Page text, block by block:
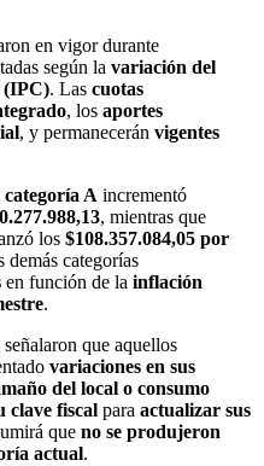
en vigor durante
según la variación del
(IPC). Las cuotas
, los aportes
, y permanecerán vigentes
categoría A incrementó
, mientras que
los $108.357.084,05 por
demás categorías
en función de la inflación
.
señalaron que aquellos
variaciones en sus
del local o consumo
clave fiscal para actualizar sus
que no se produjeron
actual.